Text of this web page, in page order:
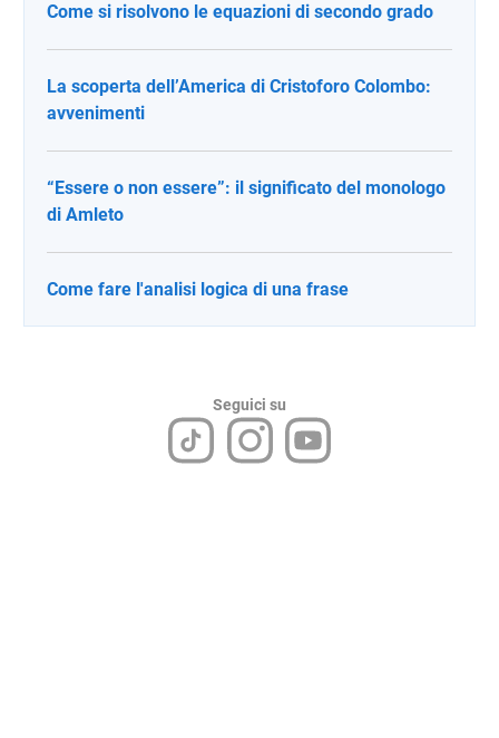
Come si risolvono le equazioni di secondo grado
La scoperta dell’America di Cristoforo Colombo:
avvenimenti
“Essere o non essere”: il significato del monologo
di Amleto
Come fare l'analisi logica di una frase
Seguici su